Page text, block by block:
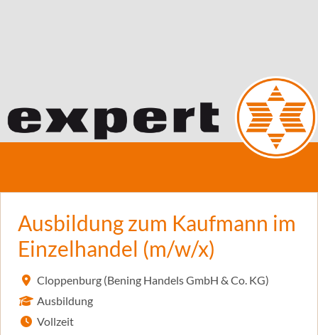
Ausbildung zum Kaufmann im
Einzelhandel (m/w/x)
Cloppenburg (Bening Handels GmbH & Co. KG)
Ausbildung
Vollzeit